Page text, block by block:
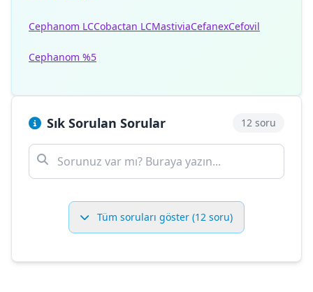
Cephanom LCCobactan LCMastiviaCefanexCefovil
Cephanom %5
Sık Sorulan Sorular 12 soru
Tüm soruları göster (12 soru)